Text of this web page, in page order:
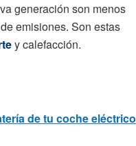
generación son menos
emisiones. Son estas
y calefacción.
de tu coche eléctrico